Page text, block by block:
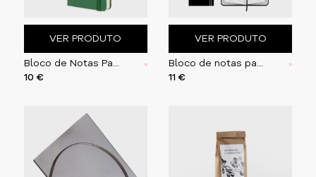
VER PRODUTO
10 €
VER PRODUTO
11 €